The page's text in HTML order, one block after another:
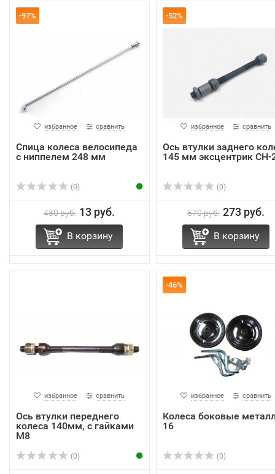
-97%
избранное сравнить
Спица колеса велосипеда
с ниппелем 248 мм
(0)
430 руб. 13 руб.
В корзину
-52%
избранное сравнить
Ось втулки заднего
145 мм эксцентрик CH-
(0)
570 руб. 273 руб.
В корзину
избранное сравнить
Ось втулки переднего
колеса 140мм, с гайками
М8
(0)
-46%
избранное сравнить
Колеса боковые
16
(0)